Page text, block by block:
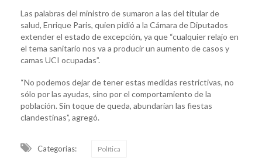
Las palabras del ministro de sumaron a las del titular de
salud, Enrique Paris, quien pidió a la Cámara de Diputados
extender el estado de excepción, ya que “cualquier relajo en
el tema sanitario nos va a producir un aumento de casos y
camas UCI ocupadas”.
“No podemos dejar de tener estas medidas restrictivas, no
sólo por las ayudas, sino por el comportamiento de la
población. Sin toque de queda, abundarían las fiestas
clandestinas”, agregó.
Categorias: Política